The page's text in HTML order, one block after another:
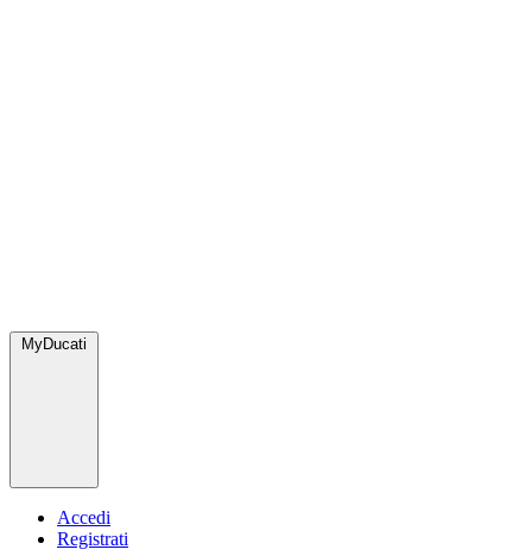
MyDucati
Accedi
Registrati